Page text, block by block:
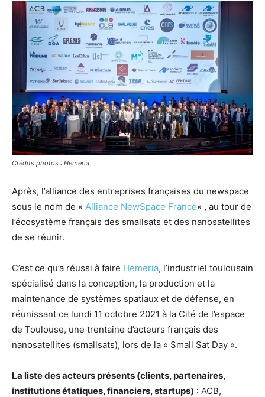
Crédits photos : Hemeria
Après, l’alliance des entreprises françaises du newspace
sous le nom de « Alliance NewSpace France« , au tour de
l’écosystème français des smallsats et des nanosatellites
de se réunir.
C’est ce qu’a réussi à faire Hemeria, l’industriel toulousain
spécialisé dans la conception, la production et la
maintenance de systèmes spatiaux et de défense, en
réunissant ce lundi 11 octobre 2021 à la Cité de l’espace
de Toulouse, une trentaine d’acteurs français des
nanosatellites (smallsats), lors de la « Small Sat Day ».
La liste des acteurs présents (clients, partenaires,
institutions étatiques, financiers, startups) : ACB,